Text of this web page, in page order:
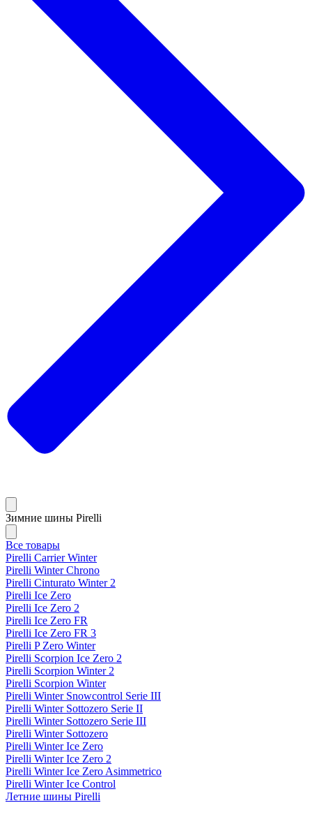
Зимние шины Pirelli
Все товары
Pirelli Carrier Winter
Pirelli Winter Chrono
Pirelli Cinturato Winter 2
Pirelli Ice Zero
Pirelli Ice Zero 2
Pirelli Ice Zero FR
Pirelli Ice Zero FR 3
Pirelli P Zero Winter
Pirelli Scorpion Ice Zero 2
Pirelli Scorpion Winter 2
Pirelli Scorpion Winter
Pirelli Winter Snowcontrol Serie III
Pirelli Winter Sottozero Serie II
Pirelli Winter Sottozero Serie III
Pirelli Winter Sottozero
Pirelli Winter Ice Zero
Pirelli Winter Ice Zero 2
Pirelli Winter Ice Zero Asimmetrico
Pirelli Winter Ice Control
Летние шины Pirelli